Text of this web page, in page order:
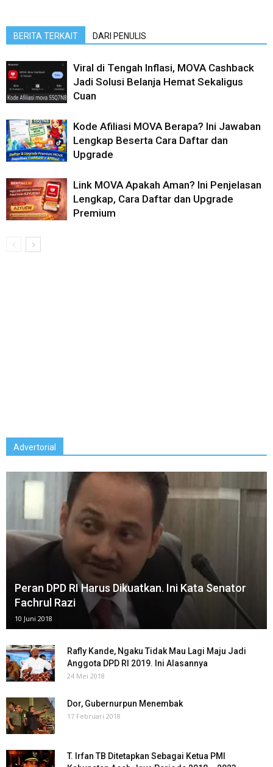
BERITA TERKAIT DARI PENULIS
Viral di Tengah Inflasi, MOVA Cashback
Jadi Solusi Belanja Hemat Sekaligus
Cuan
Kode Afiliasi MOVA Berapa? Ini Jawaban
Lengkap Beserta Cara Daftar dan
Upgrade
Link MOVA Apakah Aman? Ini Penjelasan
Lengkap, Cara Daftar dan Upgrade
Premium
Advertorial
Peran DPD RI Harus Dikuatkan. Ini Kata Senator
Fachrul Razi
10 Juni 2018
Rafly Kande, Ngaku Tidak Mau Lagi Maju Jadi
Anggota DPD RI 2019. Ini Alasannya
24 Mei 2018
Dor, Gubernurpun Menembak
17 Februari 2018
T. Irfan TB Ditetapkan Sebagai Ketua PMI